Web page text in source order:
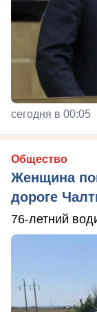
сегодня в 00:05
Общество
Женщина
дороге
76-летний